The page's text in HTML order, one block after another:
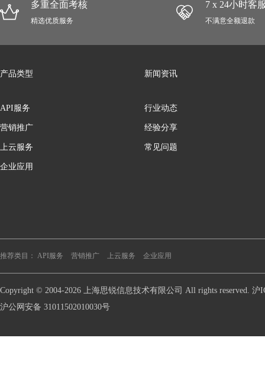
多重全面考核
精选优质服务
7 x 24小时客
不满意全额退款
产品类型
API服务
营销推广
上云服务
企业应用
新闻资讯
行业动态
经验分享
常见问题
推荐类目： API服务 营销推广 上云服务 企业应用
Copyright © 2004-2026 上海思锐信息技术有限公司 All rights reserved. 沪
沪公网安备 31011502010030号